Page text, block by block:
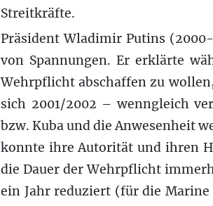
Streitkräfte.
Präsident Wladimir Putins
von Spannungen. Er erklärte
Wehrpflicht abschaffen zu
sich 2001/2002 – wenngleich
bzw. Kuba und die Anwesenheit
konnte ihre Autorität und ihren
die Dauer der Wehrpflicht
ein Jahr reduziert (für die